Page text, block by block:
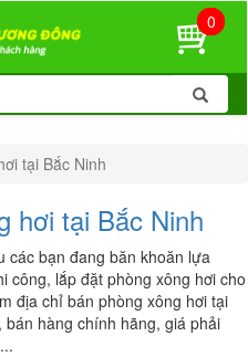
0
tại Bắc Ninh
hơi tại Bắc Ninh
các bạn đang băn khoăn lựa
công, lắp đặt phòng xông hơi cho
địa chỉ bán phòng xông hơi tại
hàng chính hãng, giá phải